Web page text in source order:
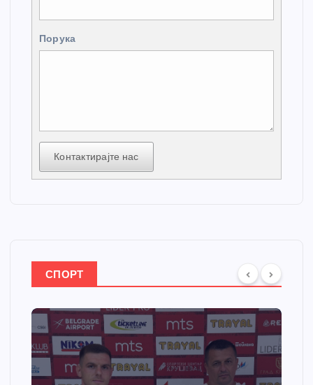
Порука
Контактирајте нас
СПОРТ